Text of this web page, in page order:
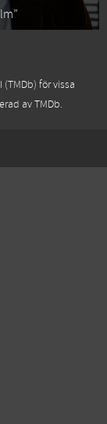
(TMDb) för vissa
av TMDb.